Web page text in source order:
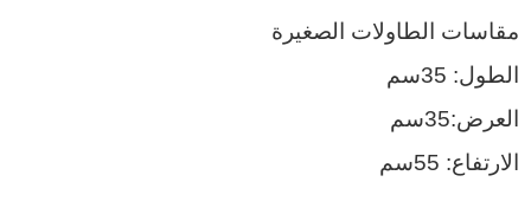
مقاسات الطاولات الصغيرة
الطول: 35سم
العرض:35سم
الارتفاع: 55سم